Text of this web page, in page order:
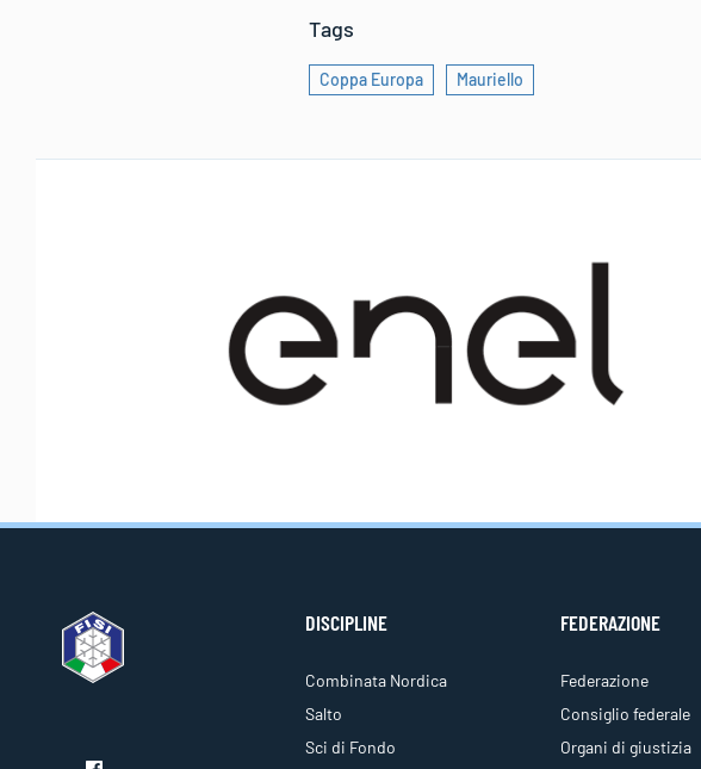
Tags
Coppa Europa Mauriello
DISCIPLINE
Combinata Nordica
Salto
Sci di Fondo
FEDERAZIONE
Federazione
Consiglio federale
Organi di giustizia